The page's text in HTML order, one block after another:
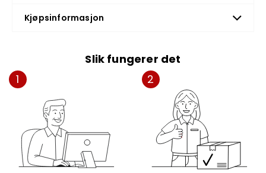
Kjøpsinformasjon
Slik fungerer det
1
2